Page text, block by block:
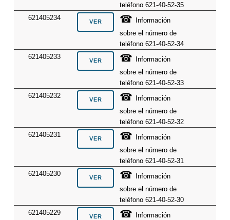
teléfono 621-40-52-35
621405234
☎
Información
sobre el número de
teléfono 621-40-52-34
621405233
☎
Información
sobre el número de
teléfono 621-40-52-33
621405232
☎
Información
sobre el número de
teléfono 621-40-52-32
621405231
☎
Información
sobre el número de
teléfono 621-40-52-31
621405230
☎
Información
sobre el número de
teléfono 621-40-52-30
621405229
☎
Información